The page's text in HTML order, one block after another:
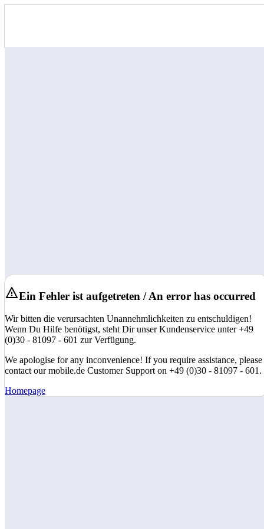
Ein Fehler ist aufgetreten / An error has occurred
Wir bitten die verursachten Unannehmlichkeiten zu entschuldigen!
Wenn Du Hilfe benötigst, steht Dir unser Kundenservice unter +49
(0)30 - 81097 - 601 zur Verfügung.
We apologise for any inconvenience! If you require assistance, please
contact our mobile.de Customer Support on +49 (0)30 - 81097 - 601.
Homepage